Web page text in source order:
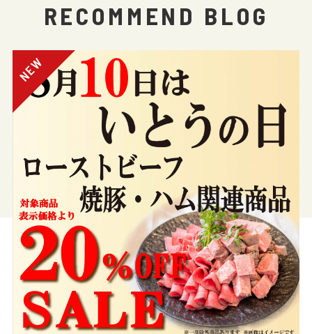
RECOMMEND BLOG